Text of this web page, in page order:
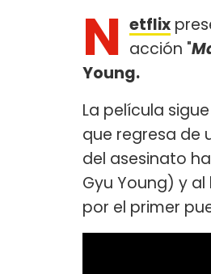
N etflix
acción "
Young.
La película
que regresa de
del asesinato
Gyu Young) y
por el primer